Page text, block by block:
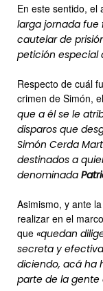
En este sentido, el
larga jornada fue
cautelar de
petición especial
Respecto de cuál
crimen de Simón,
que a él se le
disparos que
Simón Cerda
destinados a
denominada
Asimismo, y ante
realizar en el
que «quedan
secreta y
diciendo, acá ha
parte de la gente